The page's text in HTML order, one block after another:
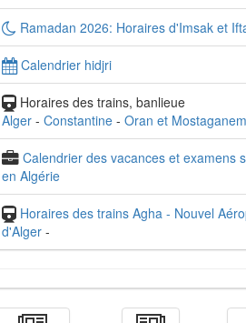
Ramadan 2026: Horaires d'Imsak et
Calendrier hidjri
Horaires des trains, banlieue
Alger - Constantine - Oran et Mostaganem
Calendrier des vacances et examens
en Algérie
Horaires des trains Agha - Nouvel
d'Alger -